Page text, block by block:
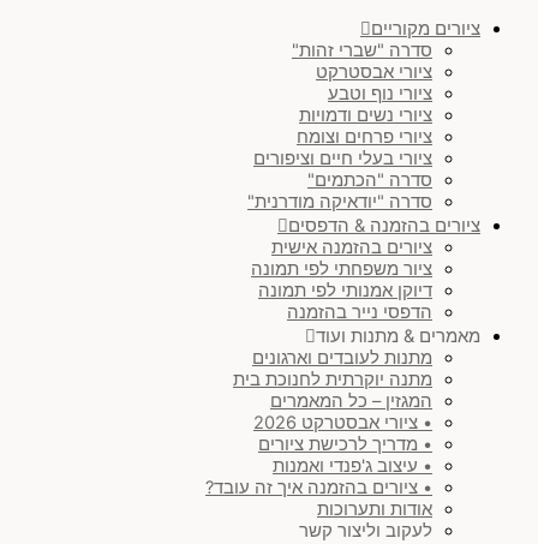
ציורים מקוריים
סדרה "שברי זהות"
ציורי אבסטרקט
ציורי נוף וטבע
ציורי נשים ודמויות
ציורי פרחים וצומח
ציורי בעלי חיים וציפורים
סדרה "הכתמים"
סדרה "יודאיקה מודרנית"
ציורים בהזמנה & הדפסים
ציורים בהזמנה אישית
ציור משפחתי לפי תמונה
דיוקן אמנותי לפי תמונה
הדפסי נייר בהזמנה
מאמרים & מתנות ועוד
מתנות לעובדים וארגונים
מתנה יוקרתית לחנוכת בית
המגזין – כל המאמרים
• ציורי אבסטרקט 2026
• מדריך לרכישת ציורים
• עיצוב ג'פנדי ואמנות
• ציורים בהזמנה איך זה עובד?
אודות ותערוכות
לעקוב וליצור קשר